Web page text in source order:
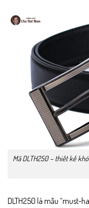
Mã DLTH250 – thiết kế
DLTH250 là mẫu “must-